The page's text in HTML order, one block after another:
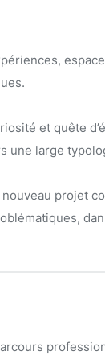
et quête
une large
nouveau projet